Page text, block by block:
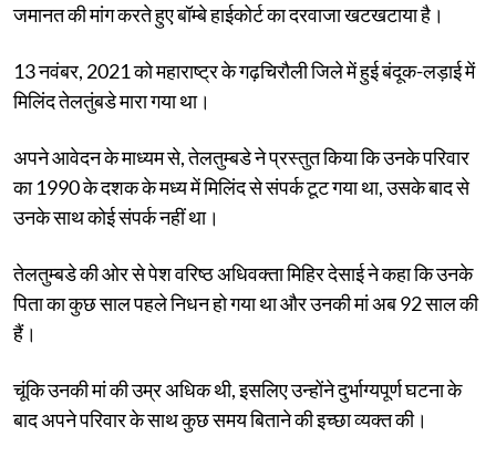
जमानत की मांग करते हुए बॉम्बे हाईकोर्ट का दरवाजा खटखटाया है।
13 नवंबर, 2021 को महाराष्ट्र के गढ़चिरौली जिले में हुई बंदूक-लड़ाई में
मिलिंद तेलतुंबडे मारा गया था।
अपने आवेदन के माध्यम से, तेलतुम्बडे ने प्रस्तुत किया कि उनके परिवार
का 1990 के दशक के मध्य में मिलिंद से संपर्क टूट गया था, उसके बाद से
उनके साथ कोई संपर्क नहीं था।
तेलतुम्बडे की ओर से पेश वरिष्ठ अधिवक्ता मिहिर देसाई ने कहा कि उनके
पिता का कुछ साल पहले निधन हो गया था और उनकी मां अब 92 साल की
हैं।
चूंकि उनकी मां की उम्र अधिक थी, इसलिए उन्होंने दुर्भाग्यपूर्ण घटना के
बाद अपने परिवार के साथ कुछ समय बिताने की इच्छा व्यक्त की।